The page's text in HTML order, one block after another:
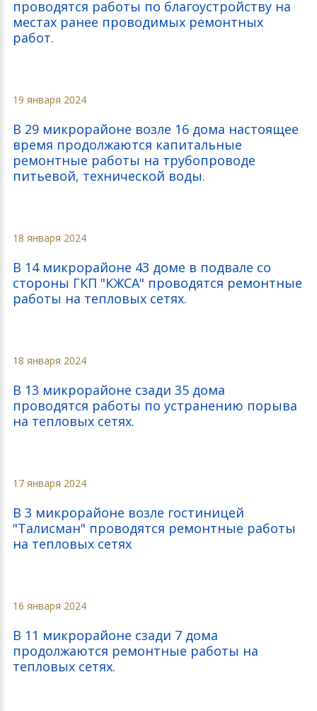
проводятся работы по благоустройству на
местах ранее проводимых ремонтных
работ.
19 января 2024
В 29 микрорайоне возле 16 дома настоящее
время продолжаются капитальные
ремонтные работы на трубопроводе
питьевой, технической воды.
18 января 2024
В 14 микрорайоне 43 доме в подвале со
стороны ГКП "КЖСА" проводятся ремонтные
работы на тепловых сетях.
18 января 2024
В 13 микрорайоне сзади 35 дома
проводятся работы по устранению порыва
на тепловых сетях.
17 января 2024
В 3 микрорайоне возле гостиницей
"Талисман" проводятся ремонтные работы
на тепловых сетях
16 января 2024
В 11 микрорайоне сзади 7 дома
продолжаются ремонтные работы на
тепловых сетях.